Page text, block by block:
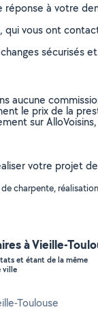
réponse à votre
vous ont
sécurisés
aucune
le prix de la
sur
votre projet
charpente,
à Vieille-
et étant de la même
ville
Toulouse